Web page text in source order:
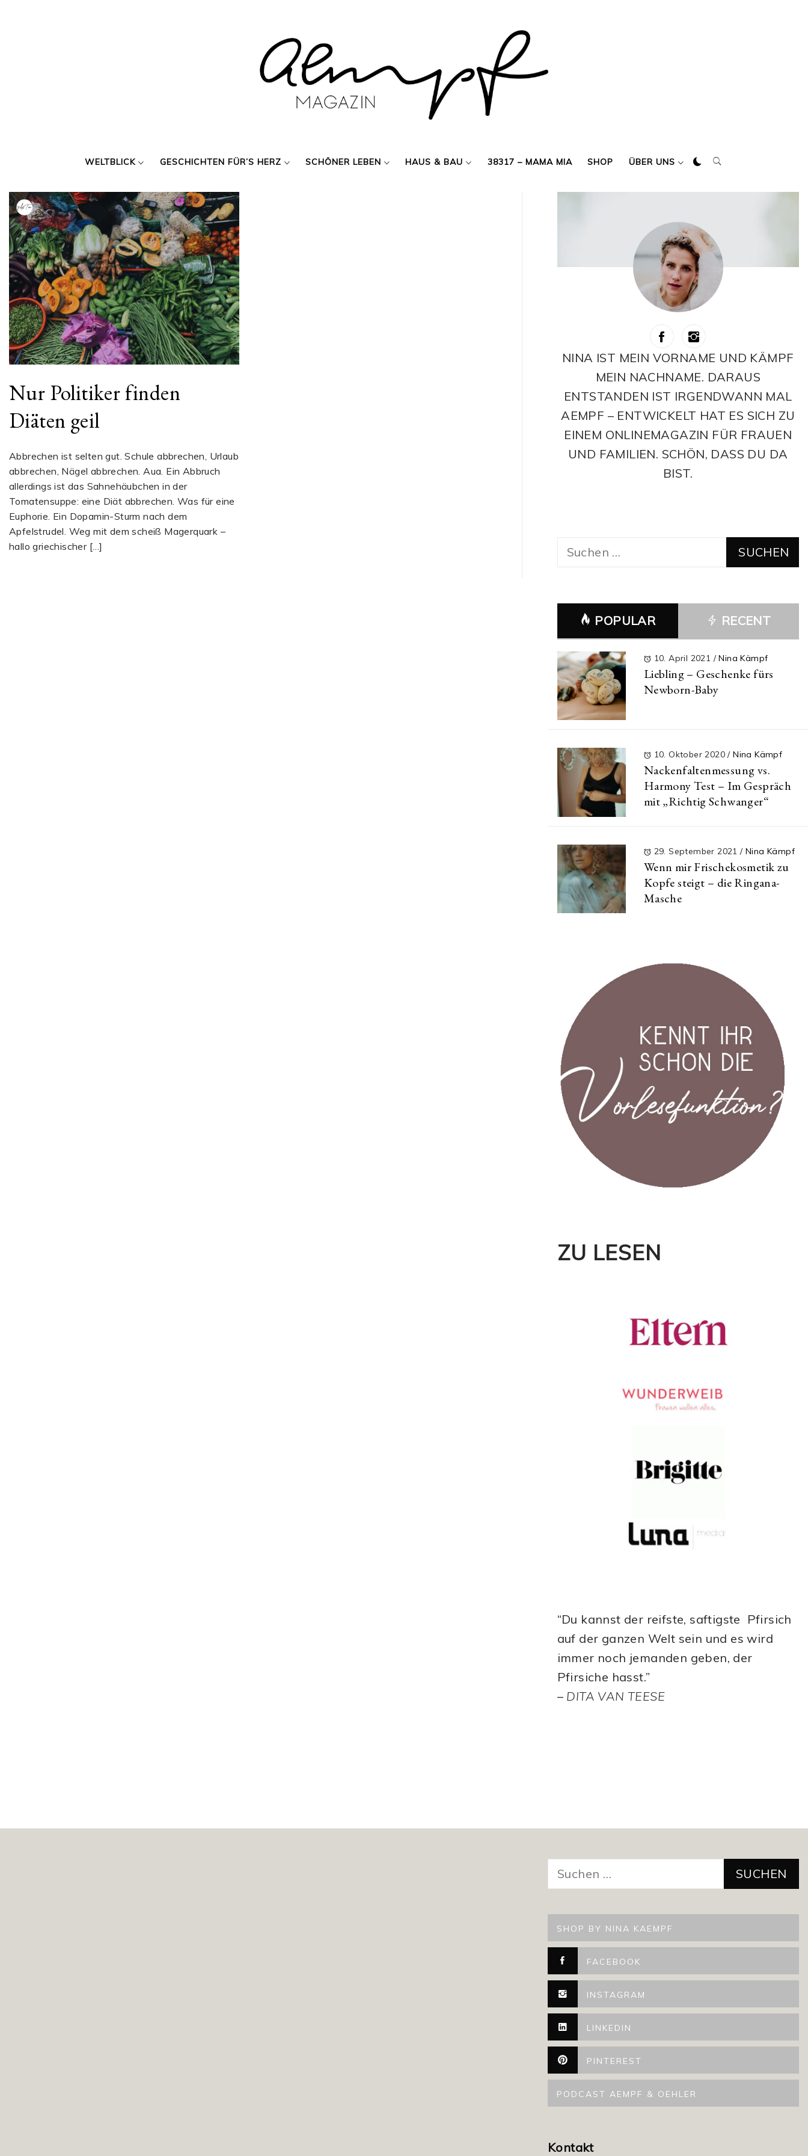
WELTBLICK GESCHICHTEN FÜR’S HERZ SCHÖNER LEBEN HAUS & BAU 38317 – MAMA MIA SHOP ÜBER UNS
Nur Politiker finden
Diäten geil
Abbrechen ist selten gut. Schule abbrechen, Urlaub
abbrechen, Nägel abbrechen. Aua. Ein Abbruch
allerdings ist das Sahnehäubchen in der
Tomatensuppe: eine Diät abbrechen. Was für eine
Euphorie. Ein Dopamin-Sturm nach dem
Apfelstrudel. Weg mit dem scheiß Magerquark –
hallo griechischer […]
NINA IST MEIN VORNAME UND KÄMPF
MEIN NACHNAME. DARAUS
ENTSTANDEN IST IRGENDWANN MAL
AEMPF – ENTWICKELT HAT ES SICH ZU
EINEM ONLINEMAGAZIN FÜR FRAUEN
UND FAMILIEN. SCHÖN, DASS DU DA
BIST.
Suchen
POPULAR RECENT
10. April 2021 / Nina Kämpf
Liebling – Geschenke fürs
Newborn-Baby
10. Oktober 2020/ Nina Kämpf
Nackenfaltenmessung vs.
Harmony Test – Im Gespräch
mit „Richtig Schwanger“
29. September 2021/ Nina Kämpf
Wenn mir Frischekosmetik zu
Kopfe steigt – die Ringana-
Masche
ZU LESEN
“Du kannst der reifste, saftigste Pfirsich
auf der ganzen Welt sein und es wird
immer noch jemanden geben, der
Pfirsiche hasst.”
– DITA VAN TEESE
nach:
SHOP BY NINA KAEMPF
FACEBOOK
INSTAGRAM
LINKEDIN
PINTEREST
PODCAST AEMPF & OEHLER
Kontakt